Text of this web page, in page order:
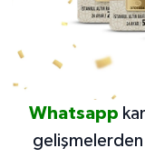
Whatsapp
gelişmelerden